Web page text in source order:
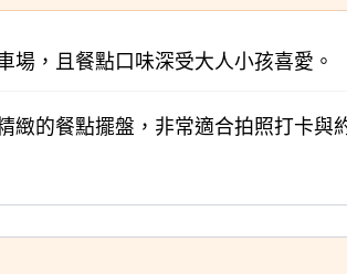
場，且餐點口味深受大人小孩喜愛。
緻的餐點擺盤，非常適合拍照打卡與